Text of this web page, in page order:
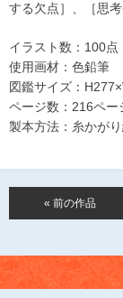
する欠点］、［思
イラスト数：100点
使用画材：色鉛筆
図鑑サイズ：
ページ数：216ペー
製本方法：糸かが
« 前の作品